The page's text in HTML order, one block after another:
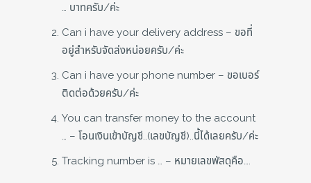
… บาทครับ/ค่ะ
Can i have your delivery address – ขอที่
อยู่สำหรับจัดส่งหน่อยครับ/ค่ะ
Can i have your phone number – ขอเบอร์
ติดต่อด้วยครับ/ค่ะ
You can transfer money to the account
… – โอนเงินเข้าบัญชี..(เลขบัญชี)..นี้ได้เลยครับ/ค่ะ
Tracking number is … – หมายเลขพัสดุคือ….